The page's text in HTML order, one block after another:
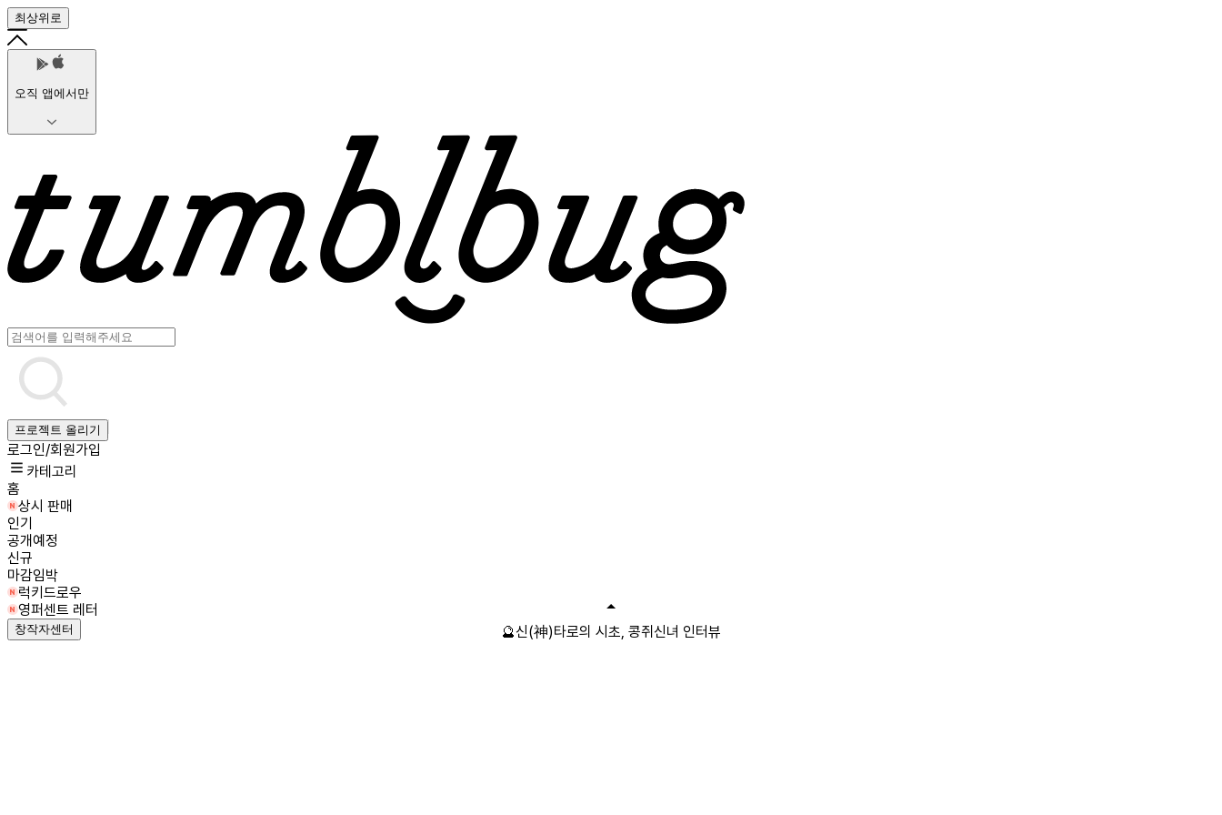
최상위로
오직 앱에서만
프로젝트 올리기
로그인/회원가입
카테고리
홈
상시 판매
인기
공개예정
신규
마감임박
럭키드로우
영퍼센트 레터
창작자센터 🔮신(神)타로의 시초, 콩쥐신녀 인터뷰